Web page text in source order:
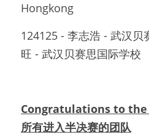
Hongkong
124125 - 李志浩 - 武汉贝
旺 - 武汉贝赛思国际学校
Congratulations to
所有进入半决赛的团队